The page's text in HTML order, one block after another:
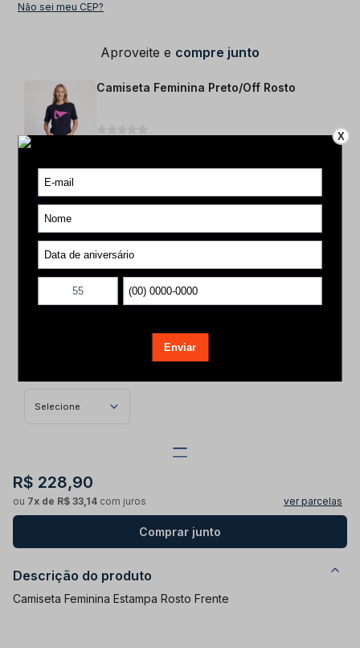
Não sei meu CEP?
Aproveite e compre junto
Camiseta Feminina Preto/Off Rosto
Camiseta Lgnd Fem Mc Esposas Rosto -
Algodão-Laranja/Rosto Preto
Selecione
R$ 228,90
ou 7x de R$ 33,14 com juros ver parcelas
Comprar junto
Descrição do produto
Camiseta Feminina Estampa Rosto Frente
X